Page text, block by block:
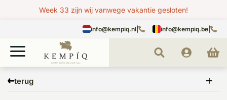
Week 33 zijn wij vanwege vakantie gesloten!
info@kempiq.nl info@kempiq.be
terug
rodruza